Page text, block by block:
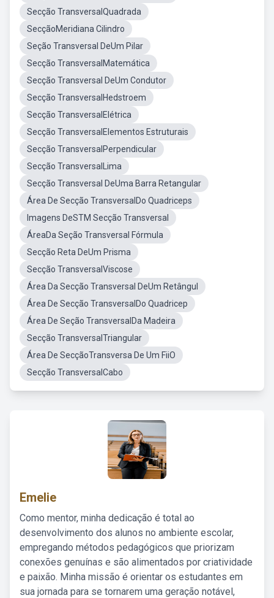
Secção TransversalQuadrada
SecçãoMeridiana Cilindro
Seção Transversal DeUm Pilar
Secção TransversalMatemática
Secção Transversal DeUm Condutor
Secção TransversalHedstroem
Secção TransversalElétrica
Secção TransversalElementos Estruturais
Secção TransversalPerpendicular
Secção TransversalLima
Secção Transversal DeUma Barra Retangular
Área De Secção TransversalDo Quadriceps
Imagens DeSTM Secção Transversal
ÁreaDa Seção Transversal Fórmula
Secção Reta DeUm Prisma
Secção TransversalViscose
Área Da Secção Transversal DeUm Retângul
Área De Secção TransversalDo Quadricep
Área De Seção TransversalDa Madeira
Secção TransversalTriangular
Área De SecçãoTransversa De Um FiiO
Secção TransversalCabo
Emelie
Como mentor, minha dedicação é total ao
desenvolvimento dos alunos no ambiente escolar,
empregando métodos pedagógicos que priorizam
conexões genuínas e são alimentados por criatividade
e paixão. Minha missão é orientar os estudantes em
sua jornada para se tornarem uma geração notável,